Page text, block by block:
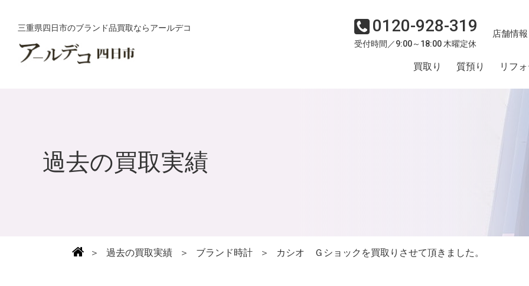
三重県四日市のブランド品買取ならアールデコ 0120-928-319
受付時間／9:00～18:00 木曜定休
店舗情報
買取り 質預り リフ
過去の買取実績
＞ 過去の買取実績 ＞ ブランド時計 ＞ カシオ Ｇショックを買取りさせて頂きました。